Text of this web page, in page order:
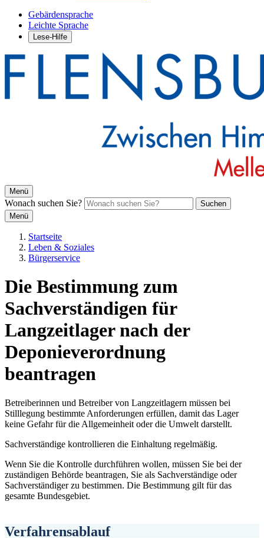
Gebärdensprache
Leichte Sprache
Lese-Hilfe
Menü
Wonach suchen Sie?
Suchen
Menü
Startseite
Leben & Soziales
Bürgerservice
Die Bestimmung zum
Sachverständigen für
Langzeitlager nach der
Deponieverordnung
beantragen
Betreiberinnen und Betreiber von Langzeitlagern müssen bei
Stilllegung bestimmte Anforderungen erfüllen, damit das Lager
keine Gefahr für die Allgemeinheit oder die Umwelt darstellt.
Sachverständige kontrollieren die Einhaltung regelmäßig.
Wenn Sie die Kontrolle durchführen wollen, müssen Sie bei der
zuständigen Behörde beantragen, Sie als Sachverständige oder
Sachverständiger zu bestimmen. Die Bestimmung gilt für das
gesamte Bundesgebiet.
Verfahrensablauf